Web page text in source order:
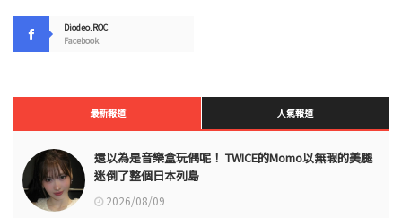
Diodeo.ROC
Facebook
最新報道 人氣報道
還以為是音樂盒玩偶呢！ TWICE的Momo以無瑕的美腿
迷倒了整個日本列島
2026/08/09